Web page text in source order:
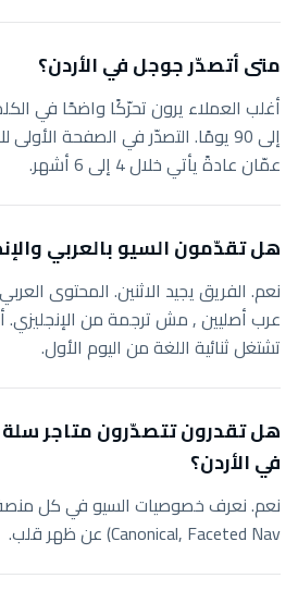
متى أتصدّر جوجل في الأردن؟
إلى 90 يومًا. التصدّر في الصفحة
عمّان عادةً يأتي خلال 4 إلى 6 أشهر.
هل تقدّمون السيو بالعربي
نعم. الفريق يجيد الاثنين. المحتوى
عرب أصليين , مش ترجمة من الإنجليزي.
تشتغل ثنائية اللغة من اليوم الأول.
هل تقدرون تتصدّرون متاجر سلة
في الأردن؟
Canonical, Faceted Nav) عن ظهر قلب.